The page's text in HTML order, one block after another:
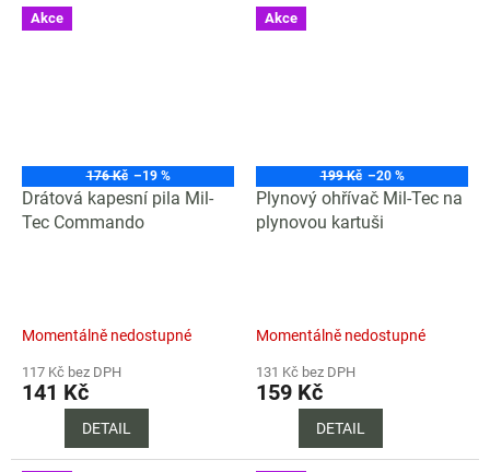
Akce
176 Kč –19 %
Drátová kapesní pila Mil-
Tec Commando
Momentálně nedostupné
117 Kč bez DPH
141 Kč
DETAIL
Akce
199 Kč –20 %
Plynový ohřívač Mil-Tec na
plynovou kartuši
Momentálně nedostupné
131 Kč bez DPH
159 Kč
DETAIL